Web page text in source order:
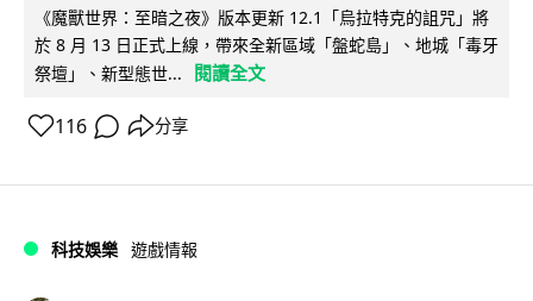
《魔獸世界：至暗之夜》版本更新 12.1「烏拉特克的詛咒」將
於 8 月 13 日正式上線，帶來全新區域「盤蛇島」、地城「毒牙
祭壇」、新型態世...
閱讀全文
116 分享
科技娛樂 遊戲情報